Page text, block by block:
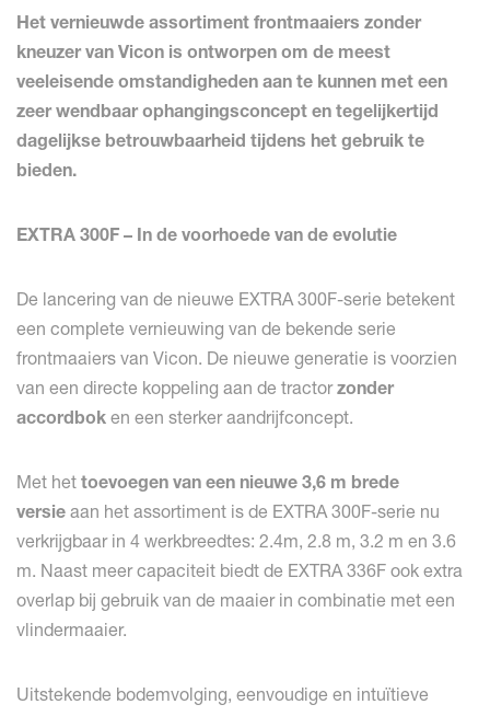
Het vernieuwde assortiment frontmaaiers zonder
kneuzer van Vicon is ontworpen om de meest
veeleisende omstandigheden aan te kunnen met een
zeer wendbaar ophangingsconcept en tegelijkertijd
dagelijkse betrouwbaarheid tijdens het gebruik te
bieden.
EXTRA 300F – In de voorhoede van de evolutie
De lancering van de nieuwe EXTRA 300F-serie betekent
een complete vernieuwing van de bekende serie
frontmaaiers van Vicon. De nieuwe generatie is voorzien
van een directe koppeling aan de tractorzonder
accordbok en een sterker aandrijfconcept.
Met het toevoegen van een nieuwe 3,6 m brede
versie aan het assortiment is de EXTRA 300F-serie nu
verkrijgbaar in 4 werkbreedtes: 2.4m, 2.8 m, 3.2 m en 3.6
m. Naast meer capaciteit biedt de EXTRA 336F ook extra
overlap bij gebruik van de maaier in combinatie met een
vlindermaaier.
Uitstekende bodemvolging, eenvoudige en intuïtieve